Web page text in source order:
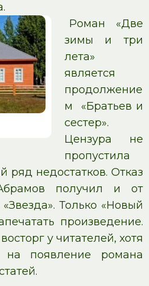
Роман «Две
зимы и три
лета»
является
продолжение
м «Братьев и
сестер».
Цензура не
пропустила
ряд недостатков. Отказ
получил и от
Только «Новый
произведение.
у читателей, хотя
на появление романа